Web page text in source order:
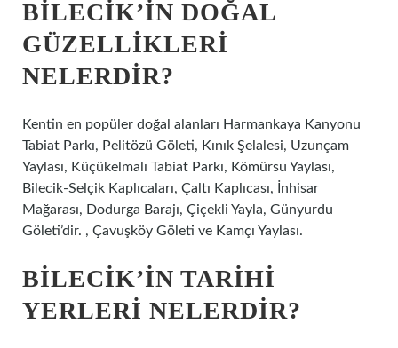
BILECIK’IN DOĞAL
GÜZELLIKLERI
NELERDIR?
Kentin en popüler doğal alanları Harmankaya Kanyonu
Tabiat Parkı, Pelitözü Göleti, Kınık Şelalesi, Uzunçam
Yaylası, Küçükelmalı Tabiat Parkı, Kömürsu Yaylası,
Bilecik-Selçik Kaplıcaları, Çaltı Kaplıcası, İnhisar
Mağarası, Dodurga Barajı, Çiçekli Yayla, Günyurdu
Göleti’dir. , Çavuşköy Göleti ve Kamçı Yaylası.
BILECIK’IN TARIHI
YERLERI NELERDIR?